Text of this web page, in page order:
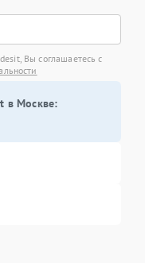
Вы соглашаетесь с
в Москве: